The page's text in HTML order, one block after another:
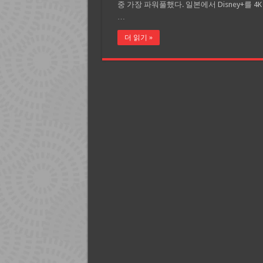
중 가장 파워풀했다. 일본에서 Disney+를
…
더 읽기 »